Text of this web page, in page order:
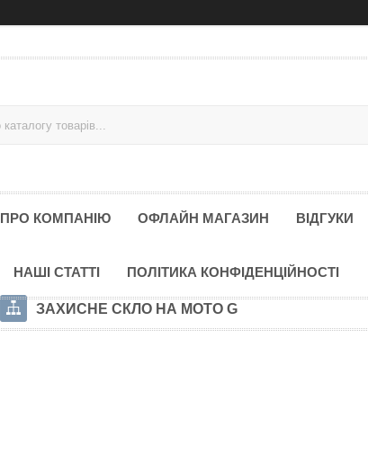
ПРО КОМПАНІЮ ОФЛАЙН МАГАЗИН ВІДГУКИ
НАШІ СТАТТІ ПОЛІТИКА КОНФІДЕНЦІЙНОСТІ
ЗАХИСНЕ СКЛО НА MOTO G